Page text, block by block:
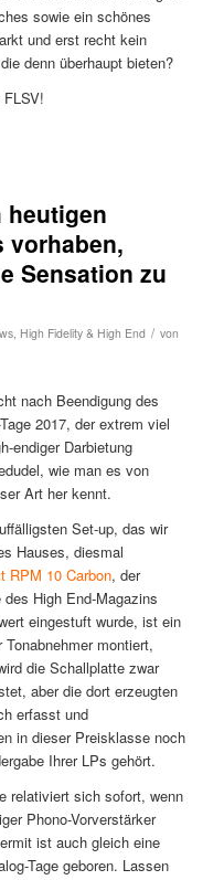
sowie ein schönes
und erst recht kein
denn überhaupt bieten?
heutigen
vorhaben,
Sensation zu
, High Fidelity & High End / von
nach Beendigung des
2017, der extrem viel
endiger Darbietung
wie man es von
Art her kennt.
Set-up, das wir
Hauses, diesmal
RPM 10 Carbon, der
High End-Magazins
eingestuft wurde, ist ein
montiert,
die Schallplatte zwar
aber die dort erzeugten
erfasst und
in dieser Preisklasse noch
Ihrer LPs gehört.
relativiert sich sofort, wenn
Phono-Vorverstärker
ist auch gleich eine
Tage geboren. Lassen